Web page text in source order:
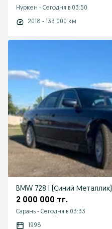
Нуркен - Сегодня в 03:50
2018 - 133 000 км
BMW 728 I (Синий Металлик)
2 000 000 тг.
Сарань - Сегодня в 03:33
1998